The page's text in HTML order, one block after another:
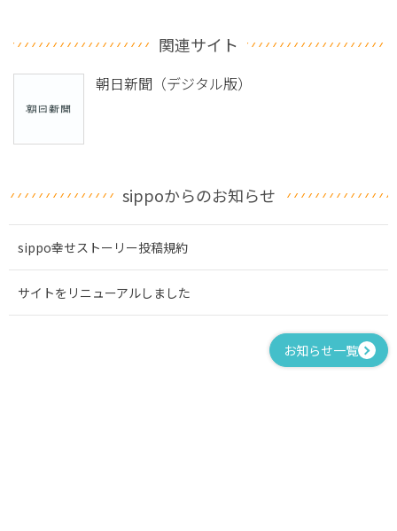
関連サイト
朝日新聞（デジタル版）
sippoからのお知らせ
sippo幸せストーリー投稿規約
サイトをリニューアルしました
お知らせ一覧